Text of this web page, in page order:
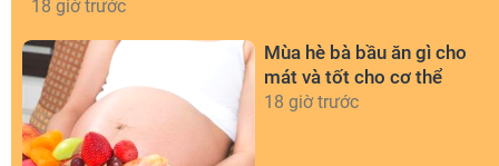
18 giờ trước
Mùa hè bà bầu ăn gì cho
mát và tốt cho cơ thể
18 giờ trước